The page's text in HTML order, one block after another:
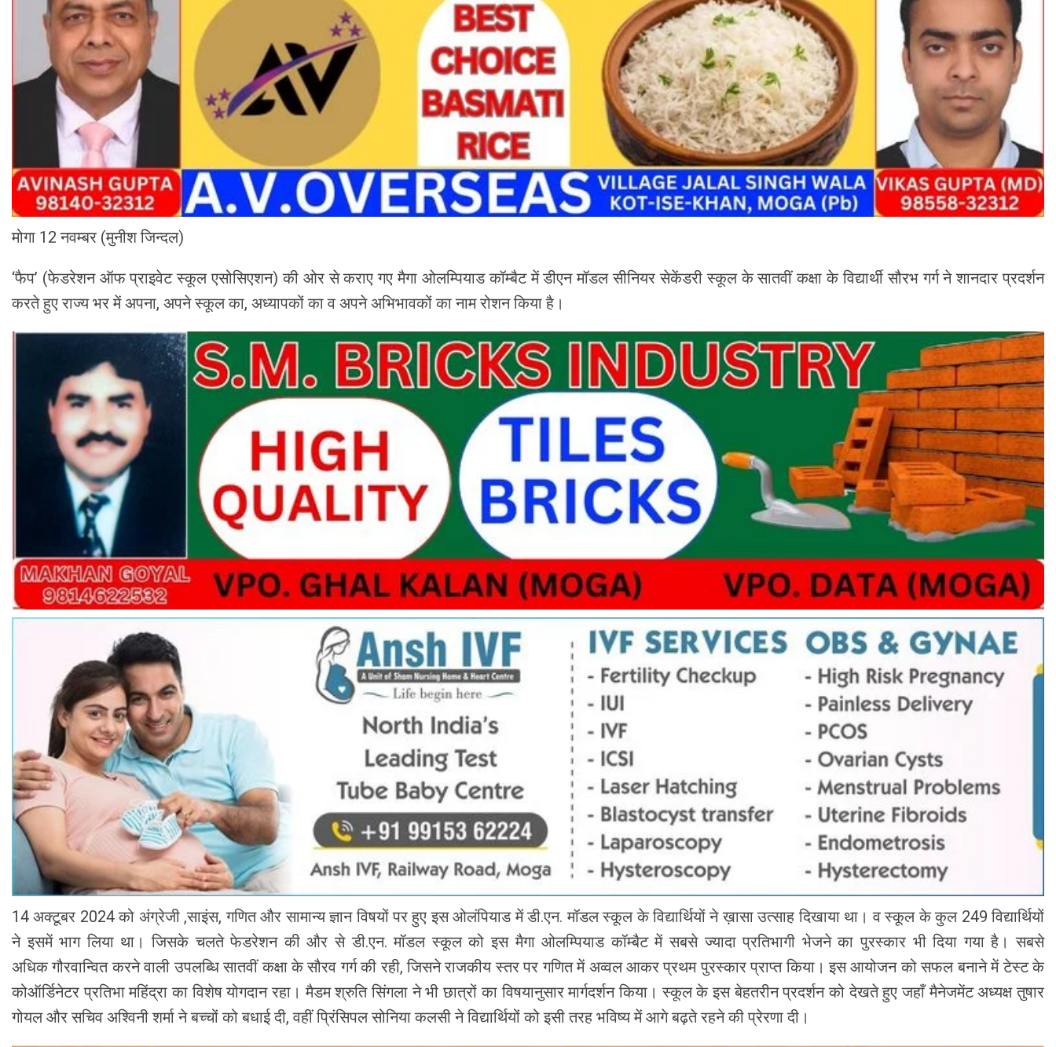
मोगा 12 नवम्बर (मुनीश जिन्दल)
‘फैप’ (फेडरेशन ऑफ प्राइवेट स्कूल एसोसिएशन) की ओर से कराए गए मैगा ओलम्पियाड कॉम्बैट में डीएन मॉडल सीनियर सेकेंडरी स्कूल के सातवीं कक्षा के विद्यार्थी सौरभ गर्ग ने शानदार प्रदर्शन
करते हुए राज्य भर में अपना, अपने स्कूल का, अध्यापकों का व अपने अभिभावकों का नाम रोशन किया है।
14 अक्टूबर 2024 को अंग्रेजी ,साइंस, गणित और सामान्य ज्ञान विषयों पर हुए इस ओलंपियाड में डी.एन. मॉडल स्कूल के विद्यार्थियों ने ख़ासा उत्साह दिखाया था। व स्कूल के कुल 249 विद्यार्थियों
ने इसमें भाग लिया था। जिसके चलते फेडरेशन की और से डी.एन. मॉडल स्कूल को इस मैगा ओलम्पियाड कॉम्बैट में सबसे ज्यादा प्रतिभागी भेजने का पुरस्कार भी दिया गया है। सबसे
अधिक गौरवान्वित करने वाली उपलब्धि सातवीं कक्षा के सौरव गर्ग की रही, जिसने राजकीय स्तर पर गणित में अव्वल आकर प्रथम पुरस्कार प्राप्त किया। इस आयोजन को सफल बनाने में टेस्ट के
कोऑर्डिनेटर प्रतिभा महिंद्रा का विशेष योगदान रहा। मैडम श्रुति सिंगला ने भी छात्रों का विषयानुसार मार्गदर्शन किया। स्कूल के इस बेहतरीन प्रदर्शन को देखते हुए जहाँ मैनेजमेंट अध्यक्ष तुषार
गोयल और सचिव अश्विनी शर्मा ने बच्चों को बधाई दी, वहीं प्रिंसिपल सोनिया कलसी ने विद्यार्थियों को इसी तरह भविष्य में आगे बढ़ते रहने की प्रेरणा दी।